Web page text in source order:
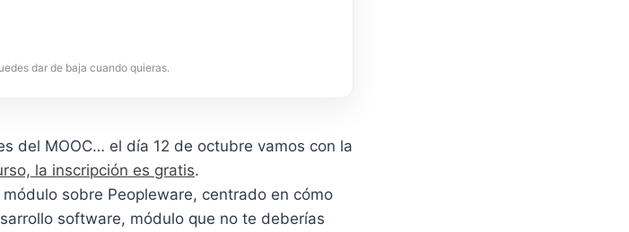
dar de baja cuando quieras.
del MOOC… el día 12 de octubre vamos con la
la inscripción es gratis.
sobre Peopleware, centrado en cómo
software, módulo que no te deberías